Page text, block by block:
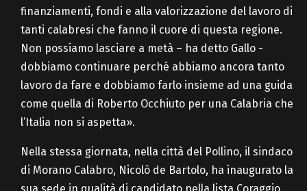
finanziamenti, fondi e alla valorizzazione del lavoro di
tanti calabresi che fanno il cuore di questa regione.
Non possiamo lasciare a metà – ha detto Gallo -
dobbiamo continuare perché abbiamo ancora tanto
lavoro da fare e dobbiamo farlo insieme ad una guida
come quella di Roberto Occhiuto per una Calabria che
l’Italia non si aspetta».
Nella stessa giornata, nella città del Pollino, il sindaco
di Morano Calabro, Nicolò de Bartolo, ha inaugurato la